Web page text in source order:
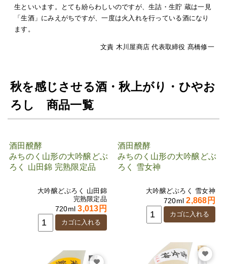
生といいます。とても紛らわしいのですが、生詰・生貯 蔵は一見
「生酒」にみえがちですが、一度は火入れを行っている酒になり
ます。
文責 木川屋商店 代表取締役 髙橋修一
秋を感じさせる酒・秋上がり・ひやお
ろし 商品一覧
酒田醗酵
みちのく山形の大吟醸どぶ
ろく 山田錦 完熟限定品
大吟醸どぶろく 山田錦
完熟限定品
720ml3,013円
酒田醗酵
みちのく山形の大吟醸どぶ
ろく 雪女神
大吟醸どぶろく 雪女神
720ml2,868円